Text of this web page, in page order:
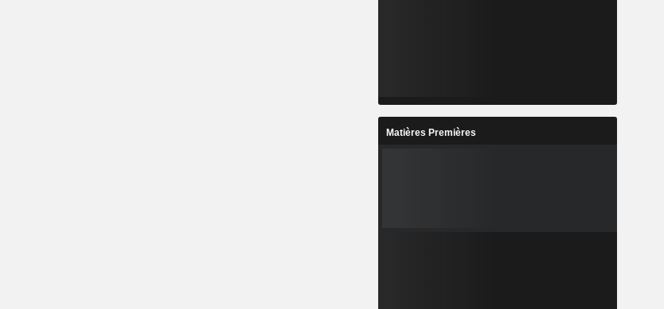
Matières Premières